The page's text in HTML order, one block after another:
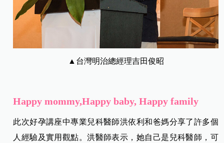
▲台灣明治總經理吉田俊昭
Happy mommy,Happy baby, Happy family
此次好孕講座中專業兒科醫師洪依利和爸媽分享了許多個
人經驗及實用觀點。洪醫師表示，她自己是兒科醫師，可